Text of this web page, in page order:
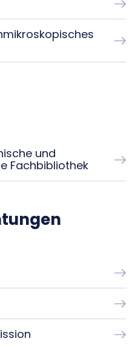
und
Fachbibliothek